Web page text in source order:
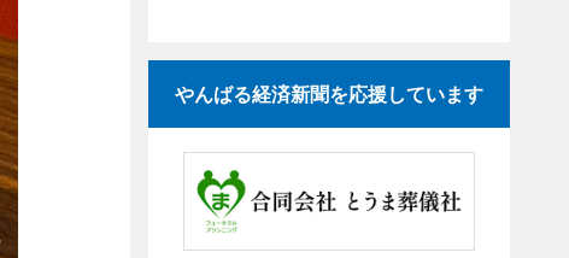
やんばる経済新聞を応援しています